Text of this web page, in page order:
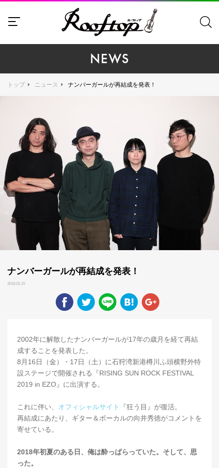
NEWS
トップ ニュース ナンバーガールが再結成を発表！
ナンバーガールが再結成を発表！
2019.02.15
2002年に解散したナンバーガールが17年の歳月を経て再結
成することを発表した。
8月16日（金）・17日（土）に石狩湾新港樽川ふ頭横野外特
設ステージで開催される『RISING SUN ROCK FESTIVAL
2019 in EZO』に出演する。
これに伴い、 オフィシャルサイト
『狂う目』が復活。
再結成にあたり、ギター＆ボーカルの向井秀徳がコメントを
寄せている。
2018年初夏のある日、俺は酔っぱらっていた。そして、思
った。